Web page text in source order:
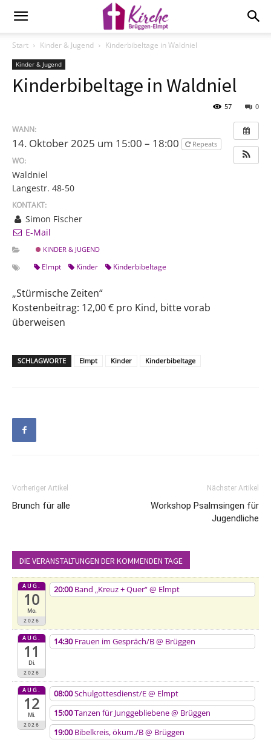
Start Kinder & Jugend Kinderbibeltage in Waldniel
Kinder & Jugend
Kinderbibeltage in Waldniel
0
57
WANN:
14. Oktober 2025 um 15:00 – 18:00 Repeats
WO:
Waldniel
Langestr. 48-50
KONTAKT:
Simon Fischer
E-Mail
KINDER & JUGEND
Elmpt Kinder Kinderbibeltage
„Stürmische Zeiten“
Kostenbeitrag: 12,00 € pro Kind, bitte vorab
überweisen
SCHLAGWORTE Elmpt Kinder Kinderbibeltage
Vorheriger Artikel
Brunch für alle
Nächster Artikel
Workshop Psalmsingen für
Jugendliche
DIE VERANSTALTUNGEN DER KOMMENDEN TAGE
AUG.
10
Mo.
2026
20:00Band „Kreuz + Quer“@ Elmpt
AUG.
11
Di.
2026
14:30Frauen im Gespräch/B@ Brüggen
AUG.
12
Mi.
2026
08:00Schulgottesdienst/E@ Elmpt
15:00Tanzen für Junggebliebene@ Brüggen
19:00Bibelkreis, ökum./B@ Brüggen